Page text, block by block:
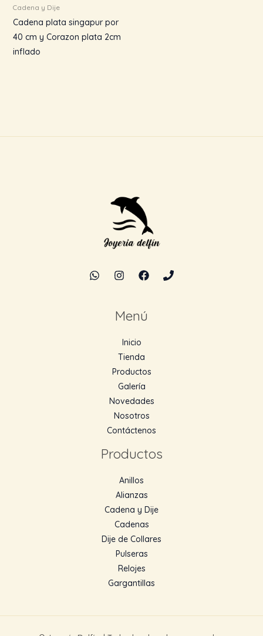
Cadena y Dije
Cadena plata singapur por
40 cm y Corazon plata 2cm
inflado
Menú
Inicio
Tienda
Productos
Galería
Novedades
Nosotros
Contáctenos
Productos
Anillos
Alianzas
Cadena y Dije
Cadenas
Dije de Collares
Pulseras
Relojes
Gargantillas